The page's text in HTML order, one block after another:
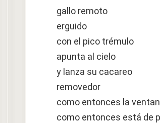
gallo remoto
erguido
con el pico trémulo
apunta al cielo
y lanza su cacareo
removedor
como entonces la
como entonces está de